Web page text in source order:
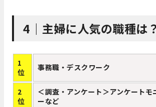
4｜ 主婦に人気の職種は
1
位
事務職・デスクワーク
2
位
＜調査・アンケート＞アンケートモ
ーなど